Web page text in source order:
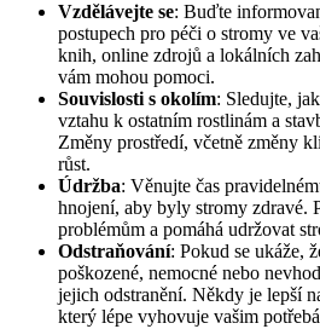
Vzdělávejte se: Buďte
postupech pro péči o stromy ve
knih, online zdrojů a lokálních
vám mohou pomoci.
Souvislosti s okolím: Sledujte,
vztahu k ostatním rostlinám a
Změny prostředí, včetně změny
růst.
Údržba: Věnujte čas
hnojení, aby byly stromy zdravé.
problémům a pomáhá udržovat
Odstraňování: Pokud se ukáže,
poškozené, nemocné nebo
jejich odstranění. Někdy je lepší
který lépe vyhovuje vašim